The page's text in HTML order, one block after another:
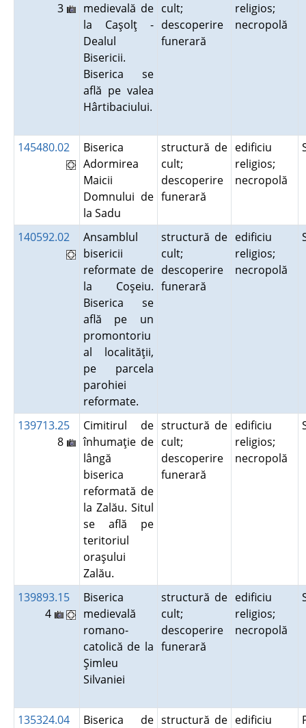
3
medievală de
la Caşolţ -
Dealul
Bisericii.
Biserica se
află pe valea
Hârtibaciului.
cult;
descoperire
funerară
religios;
necropolă
145480.02
Biserica
Adormirea
Maicii
Domnului de
la Sadu
structură de
cult;
descoperire
funerară
edificiu
religios;
necropolă
140592.02
Ansamblul
bisericii
reformate de
la Coşeiu.
Biserica se
află pe un
promontoriu
al localităţii,
pe parcela
parohiei
reformate.
structură de
cult;
descoperire
funerară
edificiu
religios;
necropolă
139713.25
8
Cimitirul de
înhumaţie de
lângă
biserica
reformată de
la Zalău. Situl
se află pe
teritoriul
oraşului
Zalău.
structură de
cult;
descoperire
funerară
edificiu
religios;
necropolă
139893.15
4
Biserica
medievală
romano-
catolică de la
Şimleu
Silvaniei
structură de
cult;
descoperire
funerară
edificiu
religios;
necropolă
135324.04
Biserica de structură de edificiu